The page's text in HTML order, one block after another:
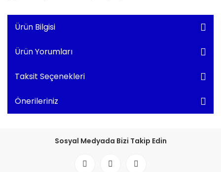
Ürün Bilgisi
Ürün Yorumları
Taksit Seçenekleri
Önerileriniz
Sosyal Medyada Bizi Takip Edin